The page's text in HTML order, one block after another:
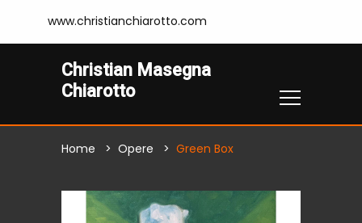
www.christianchiarotto.com
Christian Masegna
Chiarotto
Home Opere Green Box